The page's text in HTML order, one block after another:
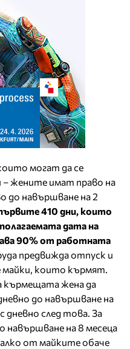
могат да се
– жените имат право на
до навършване на 2
410 дни, които
дата на
90% от работната
предвижда отпуск и
майки, които кърмят.
кърмещата жена да
до навършване на
дневно след това. За
навършване на 8 месеца
от майките обаче